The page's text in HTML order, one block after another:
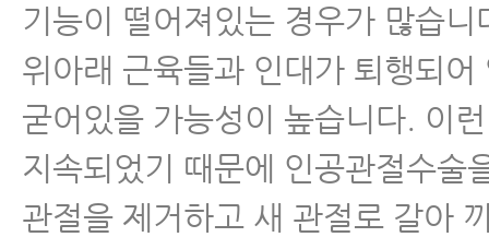
기능이 떨어져있는 경우가 많습니
위아래 근육들과 인대가 퇴행되어
굳어있을 가능성이 높습니다. 이
지속되었기 때문에 인공관절수술
관절을 제거하고 새 관절로 갈아